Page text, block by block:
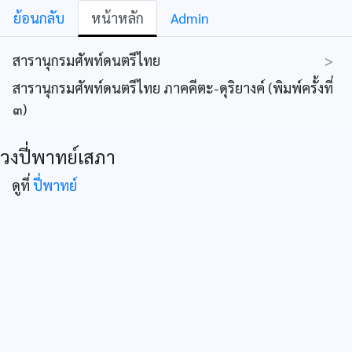
ย้อนกลับ หน้าหลัก Admin
สารานุกรมศัพท์ดนตรีไทย
>
สารานุกรมศัพท์ดนตรีไทย ภาคคีตะ-ดุริยางค์ (พิมพ์ครั้งที่
๓)
วงปี่พาทย์เสภา
ดูที่ ปี่พาทย์